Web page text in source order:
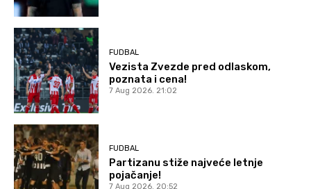
FUDBAL
Vezista Zvezde pred odlaskom,
poznata i cena!
7 Aug 2026. 21:02
FUDBAL
Partizanu stiže najveće letnje
pojačanje!
7 Aug 2026. 20:52